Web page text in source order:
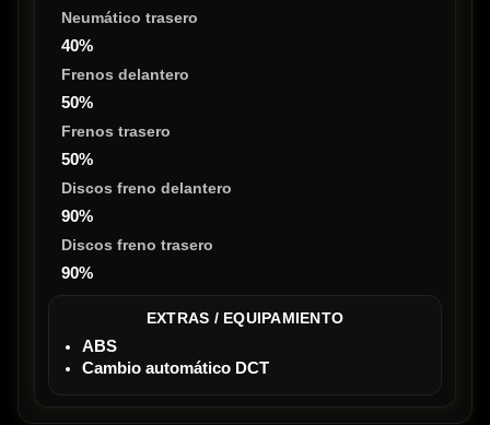
Neumático trasero
40%
Frenos delantero
50%
Frenos trasero
50%
Discos freno delantero
90%
Discos freno trasero
90%
EXTRAS / EQUIPAMIENTO
ABS
Cambio automático DCT